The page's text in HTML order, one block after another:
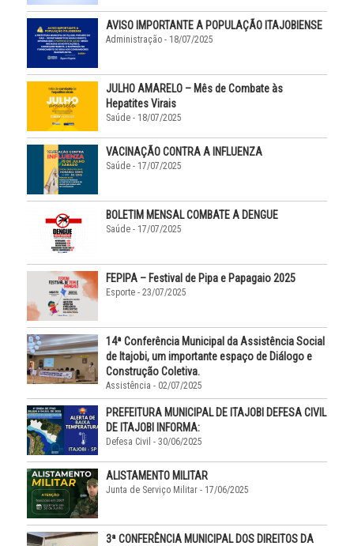
AVISO IMPORTANTE A POPULAÇÃO ITAJOBIENSE
Administração - 18/07/2025
JULHO AMARELO – Mês de Combate às
Hepatites Virais
Saúde - 18/07/2025
VACINAÇÃO CONTRA A INFLUENZA
Saúde - 17/07/2025
BOLETIM MENSAL COMBATE A DENGUE
Saúde - 17/07/2025
FEPIPA – Festival de Pipa e Papagaio 2025
Esporte - 23/07/2025
14ª Conferência Municipal da Assistência Social
de Itajobi, um importante espaço de Diálogo e
Construção Coletiva.
Assistência - 02/07/2025
PREFEITURA MUNICIPAL DE ITAJOBI DEFESA CIVIL
DE ITAJOBI INFORMA:
Defesa Civil - 30/06/2025
ALISTAMENTO MILITAR
Junta de Serviço Militar - 17/06/2025
3ª CONFERÊNCIA MUNICIPAL DOS DIREITOS DA